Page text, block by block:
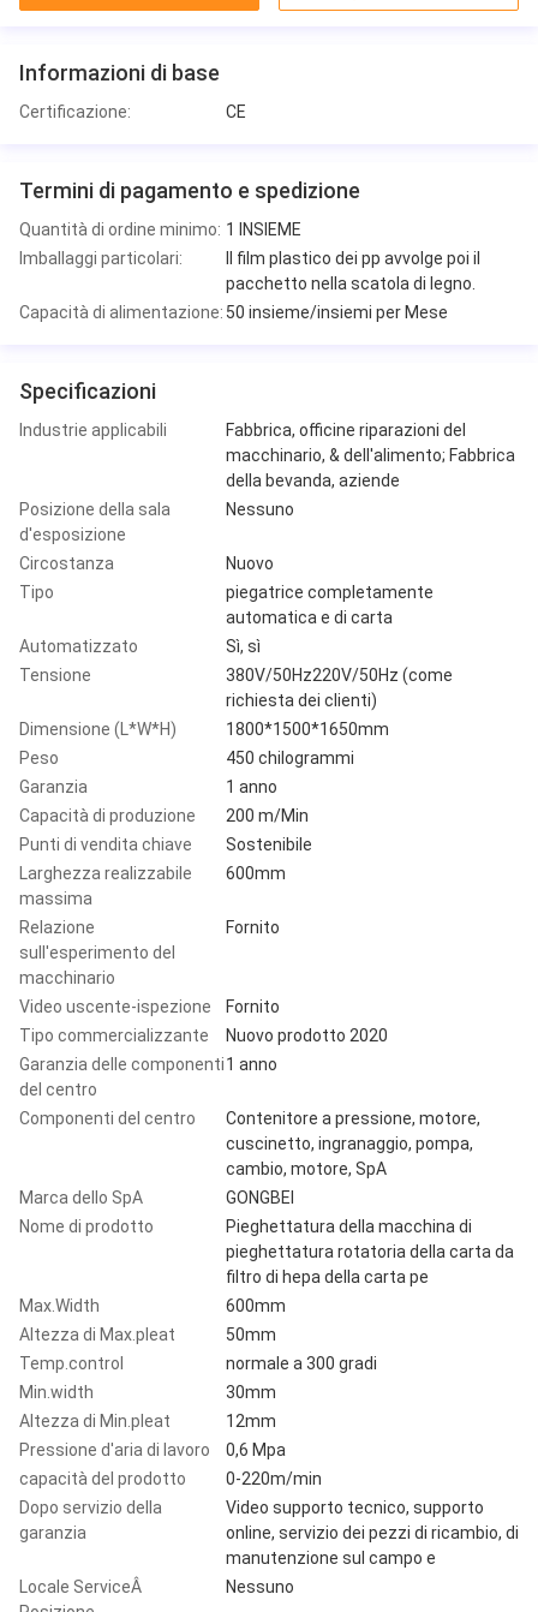
Informazioni di base
Certificazione: CE
Termini di pagamento e spedizione
Quantità di ordine minimo: 1 INSIEME
Imballaggi particolari:
Il film plastico dei pp avvolge poi il
pacchetto nella scatola di legno.
Capacità di alimentazione: 50 insieme/insiemi per Mese
Specificazioni
Industrie applicabili
Fabbrica, officine riparazioni del
macchinario, & dell'alimento; Fabbrica
della bevanda, aziende
Posizione della sala
d'esposizione
Nessuno
Circostanza
Nuovo
Tipo
piegatrice completamente
automatica e di carta
Automatizzato
Sì, sì
Tensione
380V/50Hz220V/50Hz (come
richiesta dei clienti)
Dimensione (L*W*H)
1800*1500*1650mm
Peso
450 chilogrammi
Garanzia
1 anno
Capacità di produzione
200 m/Min
Punti di vendita chiave
Sostenibile
Larghezza realizzabile
massima
600mm
Relazione
sull'esperimento del
macchinario
Fornito
Video uscente-ispezione
Fornito
Tipo commercializzante
Nuovo prodotto 2020
Garanzia delle componenti
del centro
1 anno
Componenti del centro
Contenitore a pressione, motore,
cuscinetto, ingranaggio, pompa,
cambio, motore, SpA
Marca dello SpA
GONGBEI
Nome di prodotto
Pieghettatura della macchina di
pieghettatura rotatoria della carta da
filtro di hepa della carta pe
Max.Width
600mm
Altezza di Max.pleat
50mm
Temp.control
normale a 300 gradi
Min.width
30mm
Altezza di Min.pleat
12mm
Pressione d'aria di lavoro
0,6 Mpa
capacità del prodotto
0-220m/min
Dopo servizio della
garanzia
Video supporto tecnico, supporto
online, servizio dei pezzi di ricambio, di
manutenzione sul campo e
Locale ServiceÂ
Nessuno